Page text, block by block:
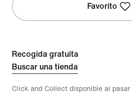
Favorito
Recogida gratuita
Buscar una tienda
Click and Collect disponible al pasar